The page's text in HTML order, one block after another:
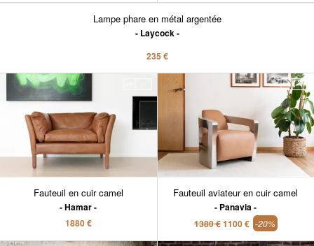
Lampe phare en métal argentée
Laycock
235 €
Fauteuil en cuir camel
Hamar
1880 €
Fauteuil aviateur en cuir camel
Panavia
1380 €1100 € -20%